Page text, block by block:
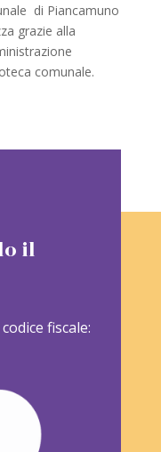
di Piancamuno
grazie alla
comunale.
il
fiscale: